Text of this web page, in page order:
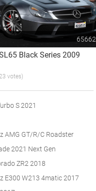
65662
Black Series 2009
votes)
S 2021
AMG GT/R/C Roadster
2021 Next Gen
ZR2 2018
E300 W213 4matic 2017